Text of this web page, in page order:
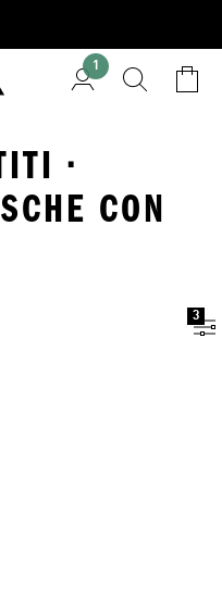
1
·
CON
3